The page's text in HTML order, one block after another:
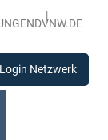
DVNW.DE
Login Netzwerk